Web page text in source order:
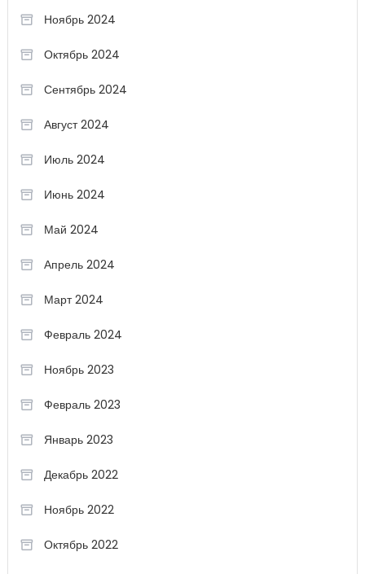
Ноябрь 2024
Октябрь 2024
Сентябрь 2024
Август 2024
Июль 2024
Июнь 2024
Май 2024
Апрель 2024
Март 2024
Февраль 2024
Ноябрь 2023
Февраль 2023
Январь 2023
Декабрь 2022
Ноябрь 2022
Октябрь 2022